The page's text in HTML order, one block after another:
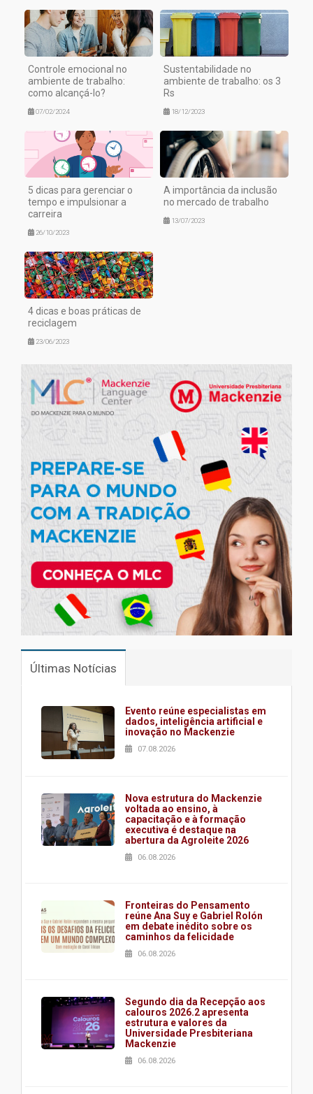
Controle emocional no
ambiente de trabalho:
como alcançá-lo?
07/02/2024
Sustentabilidade no
ambiente de trabalho: os 3
Rs
18/12/2023
5 dicas para gerenciar o
tempo e impulsionar a
carreira
26/10/2023
A importância da inclusão
no mercado de trabalho
13/07/2023
4 dicas e boas práticas de
reciclagem
23/06/2023
Últimas Notícias
Evento reúne especialistas em
dados, inteligência artificial e
inovação no Mackenzie
07.08.2026
Nova estrutura do Mackenzie
voltada ao ensino, à
capacitação e à formação
executiva é destaque na
abertura da Agroleite 2026
06.08.2026
Fronteiras do Pensamento
reúne Ana Suy e Gabriel Rolón
em debate inédito sobre os
caminhos da felicidade
06.08.2026
Segundo dia da Recepção aos
calouros 2026.2 apresenta
estrutura e valores da
Universidade Presbiteriana
Mackenzie
06.08.2026